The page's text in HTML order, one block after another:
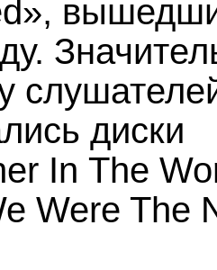
диски
In The
Were The